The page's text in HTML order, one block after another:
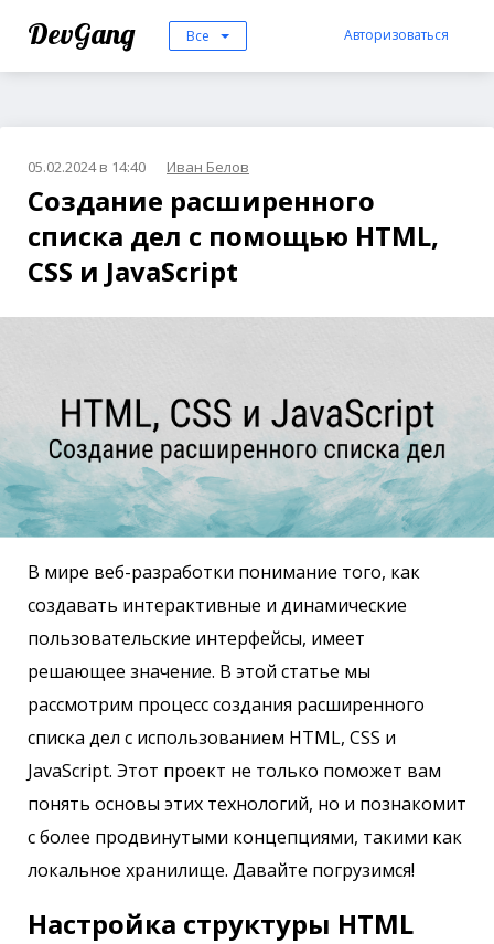
DevGang Все Авторизоваться
05.02.2024 в 14:40 Иван Белов
Создание расширенного
списка дел с помощью HTML,
CSS и JavaScript
В мире веб-разработки понимание того, как
создавать интерактивные и динамические
пользовательские интерфейсы, имеет
решающее значение. В этой статье мы
рассмотрим процесс создания расширенного
списка дел с использованием HTML, CSS и
JavaScript. Этот проект не только поможет вам
понять основы этих технологий, но и познакомит
с более продвинутыми концепциями, такими как
локальное хранилище. Давайте погрузимся!
Настройка структуры HTML